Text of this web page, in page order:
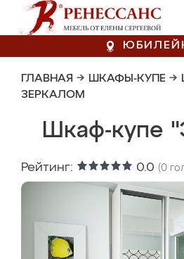
ГЛАВНАЯ → ШКАФЫ-КУПЕ →
ЗЕРКАЛОМ
Шкаф-купе
Рейтинг: 0.0 (0